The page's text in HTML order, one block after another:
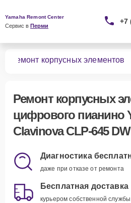
Yamaha Remont Center
Сервис в Перми
+7
Ремонт корпусных элементов
Ремонт корпусных
цифрового пианино
Clavinova CLP-645
Диагностика
даже при отказе от ремонта
Бесплатная доставка
курьером собственной службы